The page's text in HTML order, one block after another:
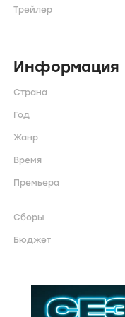
Трейлер
Информация
Страна
Год
Жанр
Время
Премьера
Сборы
Бюджет